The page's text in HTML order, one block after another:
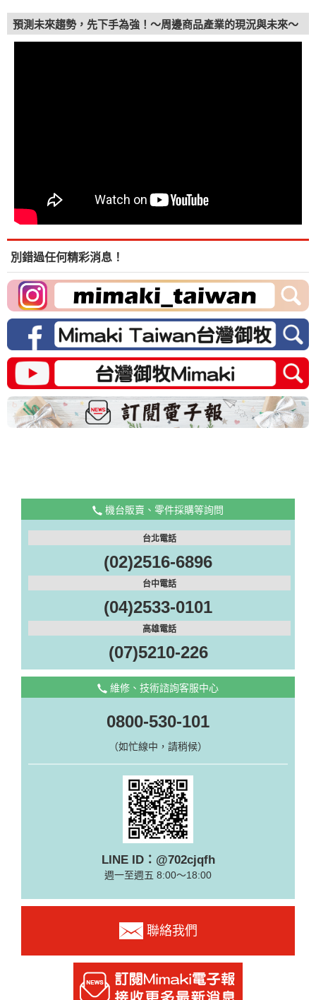
預測未來趨勢，先下手為強！〜周邊商品產業的現況與未來〜
別錯過任何精彩消息！
機台販賣、零件採購等詢問
台北電話
(02)2516-6896
台中電話
(04)2533-0101
高雄電話
(07)5210-226
維修、技術諮詢客服中心
0800-530-101
（如忙線中，請稍候）
LINE ID：@702cjqfh
週一至週五 8:00～18:00
聯絡我們